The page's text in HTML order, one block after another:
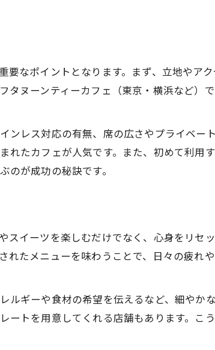
ティーで心満たすご褒美プラン
楽しむ贅沢なアフタヌーンティー
なポイントとなります。まず、立地やア
ヌーンティーカフェ（東京・横浜など）
レス対応の有無、席の広さやプライベー
たカフェが人気です。また、初めて利用
が成功の秘訣です。
イーツを楽しむだけでなく、心身をリセ
たメニューを味わうことで、日々の疲れ
ギーや食材の希望を伝えるなど、細やか
トを用意してくれる店舗もあります。こ